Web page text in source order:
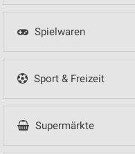
Spielwaren
Sport & Freizeit
Supermärkte